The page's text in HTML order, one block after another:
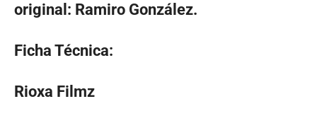
original: Ramiro González.
Ficha Técnica:
Rioxa Filmz